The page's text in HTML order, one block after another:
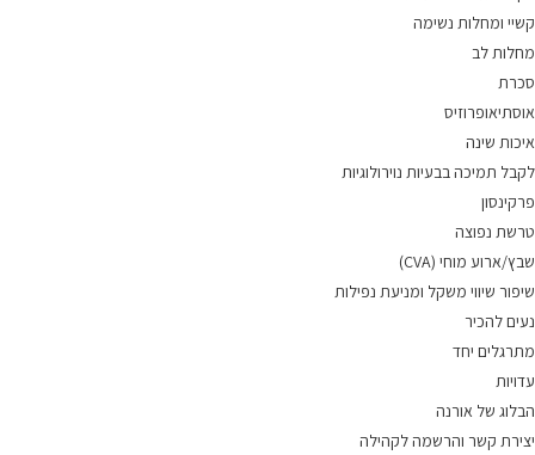
קשיי ומחלות נשימה
מחלות לב
סכרת
אוסתיאופרוזיס
איכות שינה
לקבל תמיכה בבעיות נוירולוגיות
פרקינסון
טרשת נפוצה
שבץ/ארוע מוחי (CVA)
שיפור שיווי משקל ומניעת נפילות
נעים להכיר
מתרגלים יחד
עדויות
הבלוג של אורנה
יצירת קשר והרשמה לקהילה